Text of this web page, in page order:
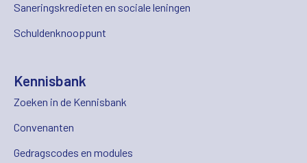
Saneringskredieten en sociale leningen
Schuldenknooppunt
Kennisbank
Zoeken in de Kennisbank
Convenanten
Gedragscodes en modules